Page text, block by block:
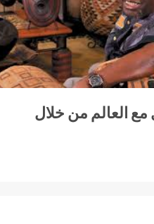
مع العالم من خلال